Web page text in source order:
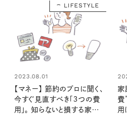
LIFESTYLE
2023.08.01
【マネー】 節約のプロに聞く、
今すぐ見直すべき「3つの費
用」。 知らないと損する家計
家
費
用